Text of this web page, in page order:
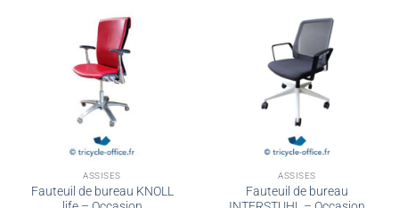
ASSISES
Fauteuil de bureau KNOLL
ASSISES
Fauteuil de bureau